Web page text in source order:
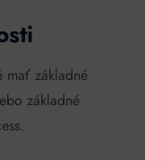
mať základné
základné